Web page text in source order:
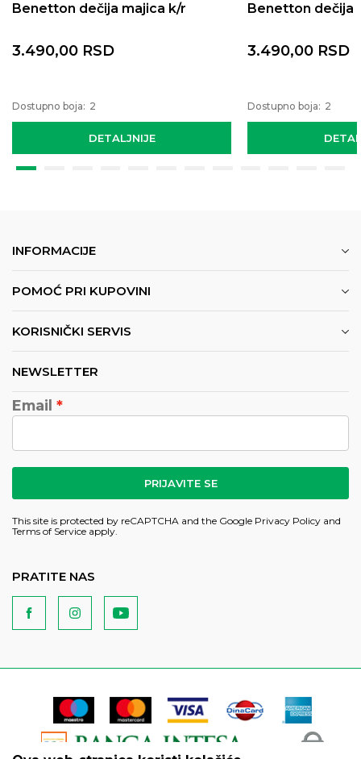
Benetton dečija majica k/r
DETALJNIJE
3.490,00 RSD
Dostupno boja: 2
Benetton dečija
3.490,00 RSD
Dostupno boja: 2
INFORMACIJE
POMOĆ PRI KUPOVINI
KORISNIČKI SERVIS
NEWSLETTER
Email
PRIJAVITE SE
This site is protected by reCAPTCHA and the Google Privacy Policy and
Terms of Service apply.
PRATITE NAS